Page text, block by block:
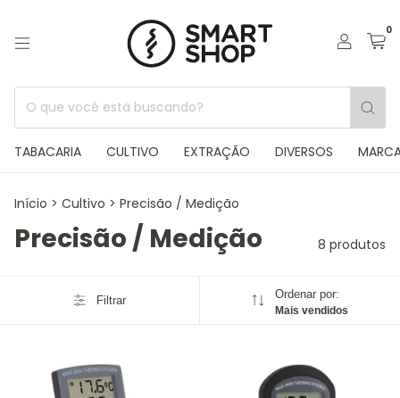
0
TABACARIA CULTIVO EXTRAÇÃO DIVERSOS
Início > Cultivo > Precisão / Medição
Precisão / Medição 8 produtos
Filtrar Ordenar por:
Mais vendidos